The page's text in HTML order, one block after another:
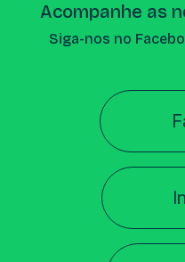
Acompanhe as
Siga-nos no